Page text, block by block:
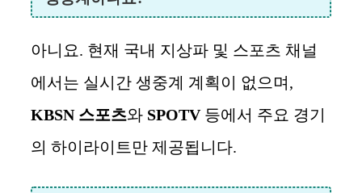
아니요. 현재 국내 지상파 및 스포츠 채널
에서는 실시간 생중계 계획이 없으며,
KBSN 스포츠와 SPOTV등에서 주요 경기
의 하이라이트만 제공됩니다.